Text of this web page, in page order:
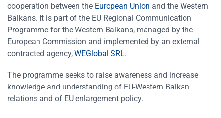
cooperation between the European Union and the Western
Balkans. It is part of the EU Regional Communication
Programme for the Western Balkans, managed by the
European Commission and implemented by an external
contracted agency, WEGlobal SRL.
The programme seeks to raise awareness and increase
knowledge and understanding of EU-Western Balkan
relations and of EU enlargement policy.